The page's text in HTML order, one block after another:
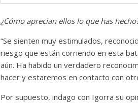
¿Cómo aprecian ellos lo que has
“Se sienten muy estimulados,
riesgo que están corriendo en esta
aún. Ha habido un verdadero
hacer y estaremos en contacto con
Por supuesto, indago con Igorra su